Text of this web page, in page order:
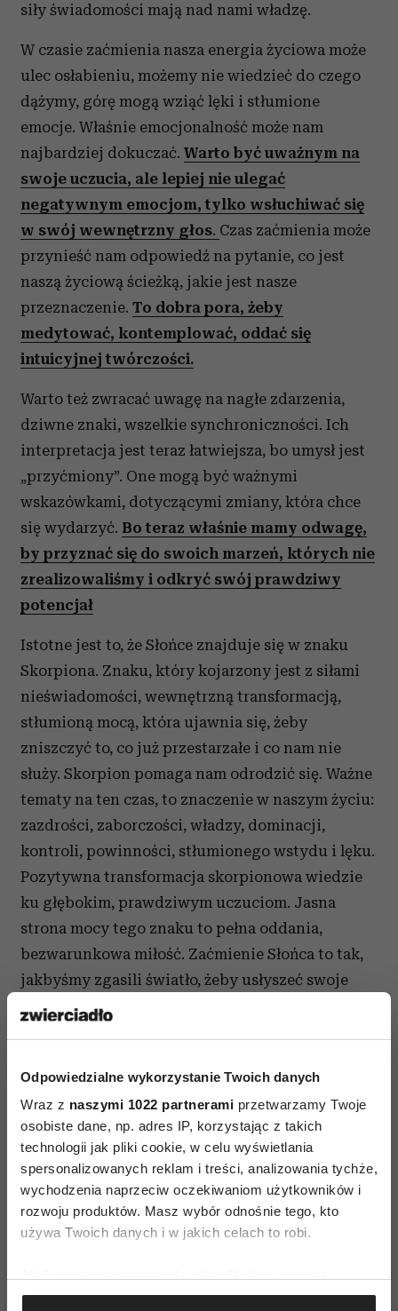
Odpowiedzialne wykorzystanie Twoich danych
Wraz z naszymi 1022 partnerami przetwarzamy Twoje
osobiste dane, np. adres IP, korzystając z takich
technologii jak pliki cookie, w celu wyświetlania
spersonalizowanych reklam i treści, analizowania tychże,
wychodzenia naprzeciw oczekiwaniom użytkowników i
rozwoju produktów. Masz wybór odnośnie tego, kto
używa Twoich danych i w jakich celach to robi.
Gromadzić dane dotyczące Twojej lokalizacji
siły świadomości mają nad nami władzę.
W czasie zaćmienia nasza energia życiowa może
ulec osłabieniu, możemy nie wiedzieć do czego
dążymy, górę mogą wziąć lęki i stłumione
emocje. Właśnie emocjonalność może nam
najbardziej dokuczać. Warto być uważnym na
swoje uczucia, ale lepiej nie ulegać
negatywnym emocjom, tylko wsłuchiwać się
w swój wewnętrzny głos. Czas zaćmienia może
przynieść nam odpowiedź na pytanie, co jest
naszą życiową ścieżką, jakie jest nasze
przeznaczenie. To dobra pora, żeby
medytować, kontemplować, oddać się
intuicyjnej twórczości.
Warto też zwracać uwagę na nagłe zdarzenia,
dziwne znaki, wszelkie synchroniczności. Ich
interpretacja jest teraz łatwiejsza, bo umysł jest
„przyćmiony”. One mogą być ważnymi
wskazówkami, dotyczącymi zmiany, która chce
się wydarzyć. Bo teraz właśnie mamy odwagę,
by przyznać się do swoich marzeń, których nie
zrealizowaliśmy i odkryć swój prawdziwy
potencjał
Istotne jest to, że Słońce znajduje się w znaku
Skorpiona. Znaku, który kojarzony jest z siłami
nieświadomości, wewnętrzną transformacją,
stłumioną mocą, która ujawnia się, żeby
zniszczyć to, co już przestarzałe i co nam nie
służy. Skorpion pomaga nam odrodzić się. Ważne
tematy na ten czas, to znaczenie w naszym życiu:
zazdrości, zaborczości, władzy, dominacji,
kontroli, powinności, stłumionego wstydu i lęku.
Pozytywna transformacja skorpionowa wiedzie
ku głębokim, prawdziwym uczuciom. Jasna
strona mocy tego znaku to pełna oddania,
bezwarunkowa miłość. Zaćmienie Słońca to tak,
jakbyśmy zgasili światło, żeby usłyszeć swoje
uczucia, poczuć swoją autentyczność, poznać
Czytaj także